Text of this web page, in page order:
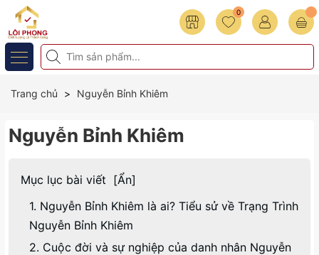
0
Trang chủ Nguyễn Bỉnh Khiêm
Nguyễn Bỉnh Khiêm
Mục lục bài viết [Ẩn]
1. Nguyễn Bỉnh Khiêm là ai? Tiểu sử về Trạng Trình
Nguyễn Bỉnh Khiêm
2. Cuộc đời và sự nghiệp của danh nhân Nguyễn